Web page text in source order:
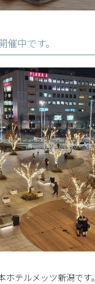
中です。
ホテルメッツ新潟です。